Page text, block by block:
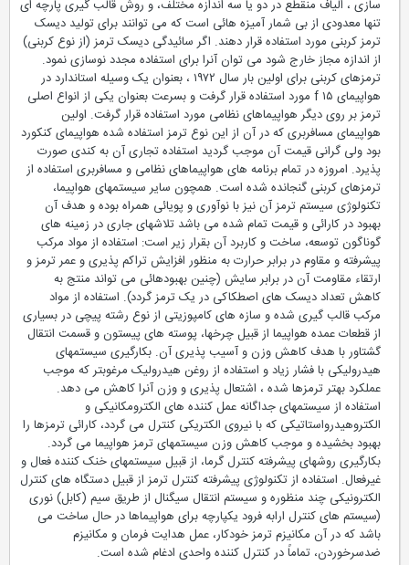
سازی ، الیاف منقطع در دو یا سه اندازه مختلف، و روش قالب گیری پارچه ای
تنها معدودی از بی شمار آمیزه هائی است که می توانند برای تولید دیسک
ترمز کربنی مورد استفاده قرار دهند. اگر سائیدگی دیسک ترمز (از نوع کربنی)
از اندازه مجاز خارج شود می توان آنرا برای استفاده مجدد نوسازی نمود.
ترمزهای کربنی برای اولین بار سال ۱۹۷۲ ، بعنوان یک وسیله استاندارد در
هواپیمای f ۱۵ مورد استفاده قرار گرفت و بسرعت بعنوان یکی از انواع اصلی
ترمز بر روی دیگر هواپیماهای نظامی مورد استفاده قرار گرفت. اولین
هواپیمای مسافربری که در آن از این نوع ترمز استفاده شده هواپیمای کنکورد
بود ولی گرانی قیمت آن موجب گردید استفاده تجاری آن به کندی صورت
پذیرد. امروزه در تمام برنامه های هواپیماهای نظامی و مسافربری استفاده از
ترمزهای کربنی گنجانده شده است. همچون سایر سیستمهای هواپیما،
تکنولوژی سیستم ترمز آن نیز با نوآوری و پویائی همراه بوده و هدف آن
بهبود در کارائی و قیمت تمام شده می باشد تلاشهای جاری در زمینه های
گوناگون توسعه، ساخت و کاربرد آن بقرار زیر است: استفاده از مواد مرکب
پیشرفته و مقاوم در برابر حرارت به منظور افزایش تراکم پذیری و عمر ترمز و
ارتقاء مقاومت آن در برابر سایش (چنین بهبودهائی می تواند منتج به
کاهش تعداد دیسک های اصطکاکی در یک ترمز گردد). استفاده از مواد
مرکب قالب گیری شده و سازه های کامپوزیتی از نوع رشته پیچی در بسیاری
از قطعات عمده هواپیما از قبیل چرخها، پوسته های پیستون و قسمت انتقال
گشتاور با هدف کاهش وزن و آسیب پذیری آن. بکارگیری سیستمهای
هیدرولیکی با فشار زیاد و استفاده از روغن هیدرولیک مرغوبتر که موجب
عملکرد بهتر ترمزها شده ، اشتعال پذیری و وزن آنرا کاهش می دهد.
استفاده از سیستمهای جداگانه عمل کننده های الکترومکانیکی و
الکتروهیدرواستاتیکی که با نیروی الکتریکی کنترل می گردد، کارائی ترمزها را
بهبود بخشیده و موجب کاهش وزن سیستمهای ترمز هواپیما می گردد.
بکارگیری روشهای پیشرفته کنترل گرما، از قبیل سیستمهای خنک کننده فعال و
غیرفعال. استفاده از تکنولوژی پیشرفته کنترل ترمز از قبیل دستگاه های کنترل
الکترونیکی چند منظوره و سیستم انتقال سیگنال از طریق سیم (کابل) نوری
(سیستم های کنترل ارابه فرود یکپارچه برای هواپیماها در حال ساخت می
باشد که در آن مکانیزم ترمز خودکار، عمل هدایت فرمان و مکانیزم
ضدسرخوردن، تماماً در کنترل کننده واحدی ادغام شده است.